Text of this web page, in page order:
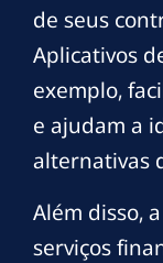
de seus
Aplicativos
exemplo,
e ajudam a
alternativas
Além disso,
serviços